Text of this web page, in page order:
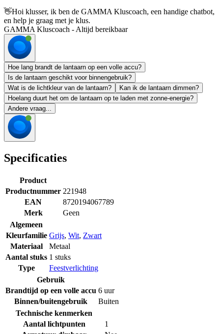
👋Hoi klusser, ik ben de GAMMA Kluscoach, een handige chatbot,
en help je graag met je klus.
GAMMA Kluscoach - Altijd bereikbaar
Hoe lang brandt de lantaarn op een volle accu?
Is de lantaarn geschikt voor binnengebruik?
Wat is de lichtkleur van de lantaarn?
Kan ik de lantaarn dimmen?
Hoelang duurt het om de lantaarn op te laden met zonne-energie?
Andere vraag...
Specificaties
Product
Productnummer 221948
EAN
8720194067789
Merk
Geen
Algemeen
Kleurfamilie Grijs, Wit, Zwart
Materiaal
Metaal
Aantal stuks 1 stuks
Type
Feestverlichting
Gebruik
Brandtijd op een volle accu 6 uur
Binnen/buitengebruik
Buiten
Technische kenmerken
Aantal lichtpunten
1